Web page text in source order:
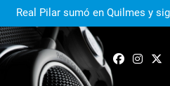
Real Pilar sumó en Quilmes y
Murió Jorge Messi, el papá
El Municipio acompañó al
El Municipio sigue apoyando los
Real Pilar sumó en Quilmes y
Murió Jorge Messi, el papá